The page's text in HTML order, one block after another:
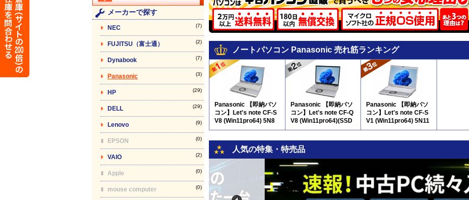
メーカーで探す
NEC (7)
FUJITSU（富士通） (2)
Dynabook (7)
Panasonic (3)
HP (29)
DELL (29)
Lenovo (9)
EPSON (0)
VAIO (2)
Apple (0)
mouse computer (0)
ノートパソコン Panasonic 売れ筋ランキング
Panasonic 【即納パソ
コン】Let's note CF-S
V8 (Win11pro64) 5N8
Panasonic 【即納パソ
コン】Let's note CF-Q
V8 (Win11pro64)(SSD
新品) 5N8
Panasonic 【即納パソ
コン】Let's note CF-S
V1 (Win11pro64) 5N11
人気の特集・特売品